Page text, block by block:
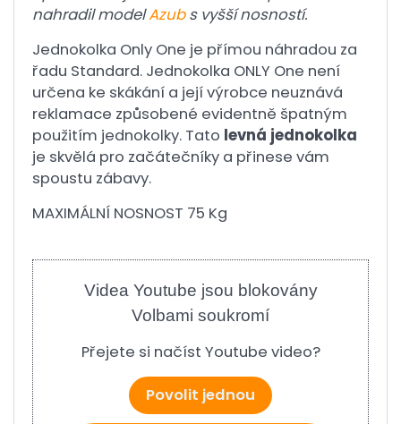
nahradil modelAzubs vyšší nosností.
Jednokolka Only One je přímou náhradou za
řadu Standard. Jednokolka ONLY One není
určena ke skákání a její výrobce neuznává
reklamace způsobené evidentně špatným
použitím jednokolky. Tato levná jednokolka
je skvělá pro začátečníky a přinese vám
spoustu zábavy.
MAXIMÁLNÍ NOSNOST 75 Kg
Videa Youtube jsou blokovány
Volbami soukromí
Přejete si načíst Youtube video?
Povolit jednou